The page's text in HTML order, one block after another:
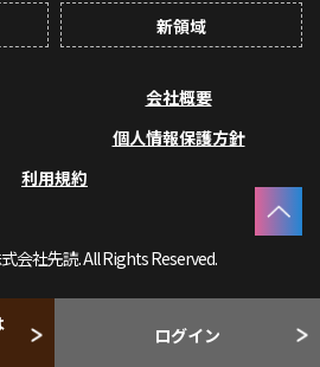
ログイン
新領域
会社概要
個人情報保護方針
利用規約
会社先読. All Rights Reserved.